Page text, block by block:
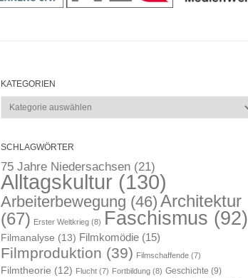
KATEGORIEN
Kategorien
SCHLAGWÖRTER
75 Jahre Niedersachsen (21)
Alltagskultur (130)
Arbeiterbewegung (46) Architektur
(67) Erster Weltkrieg (8) Faschismus (92)
Filmanalyse (13) Filmkomödie (15)
Filmproduktion (39) Filmschaffende (7)
Filmtheorie (12) Flucht (7) Fortbildung (8) Geschichte (9)